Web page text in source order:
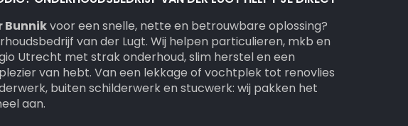
Bunnikvoor een snelle, nette en betrouwbare oplossing?
van der Lugt. Wij helpen particulieren, mkb en
Utrecht met strak onderhoud, slim herstel en een
van hebt. Van een lekkage of vochtplek tot renovlies
buiten schilderwerk en stucwerk: wij pakken het
aan.